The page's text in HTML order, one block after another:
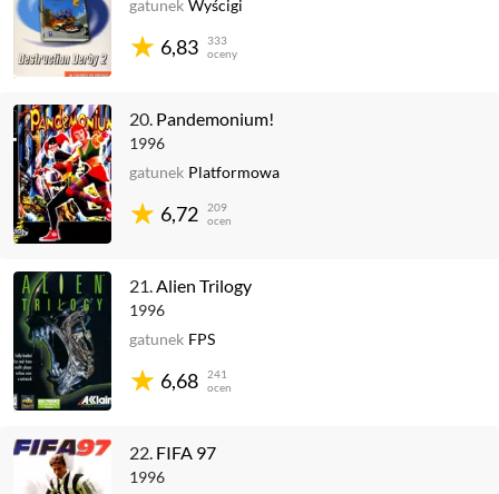
6,83
333
oceny
gatunek Wyścigi
20. Pandemonium!
1996
6,72
209
ocen
gatunek Platformowa
21.Alien Trilogy
1996
6,68
241
ocen
gatunek FPS
22. FIFA 97
1996